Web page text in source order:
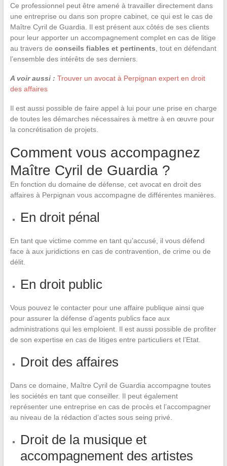
Ce professionnel peut être amené à travailler directement dans
une entreprise ou dans son propre cabinet, ce qui est le cas de
Maître Cyril de Guardia. Il est présent aux côtés de ses clients
pour leur apporter un accompagnement complet en cas de litige
au travers de conseils fiables et pertinents, tout en défendant
l’ensemble des intérêts de ses derniers.
A voir aussi : Trouver un avocat à Perpignan expert en droit
des affaires
Il est aussi possible de faire appel à lui pour une prise en charge
de toutes les démarches nécessaires à mettre à en œuvre pour
la concrétisation de projets.
Comment vous accompagnez
Maître Cyril de Guardia ?
En fonction du domaine de défense, cet avocat en droit des
affaires à Perpignan vous accompagne de différentes manières.
En droit pénal
En tant que victime comme en tant qu’accusé, il vous défend
face à aux juridictions en cas de contravention, de crime ou de
délit.
En droit public
Vous pouvez le contacter pour une affaire publique ainsi que
pour assurer la défense d’agents publics face aux
administrations qui les emploient. Il est aussi possible de profiter
de son expertise en cas de litiges entre particuliers et l’Etat.
Droit des affaires
Dans ce domaine, Maître Cyril de Guardia accompagne toutes
les sociétés en tant que conseiller. Il peut également
représenter une entreprise en cas de procès et l’accompagner
au niveau de la rédaction d’actes sous seing privé.
Droit de la musique et
accompagnement des artistes